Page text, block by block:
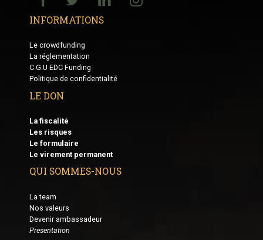
INFORMATIONS
Le crowdfunding
La réglementation
C.G.U EDC Funding
Politique de confidentialité
LE DON
La fiscalité
Les risques
Le formulaire
Le virement permanent
QUI SOMMES-NOUS
La team
Nos valeurs
Devenir ambassadeur
Presentation